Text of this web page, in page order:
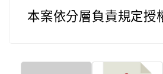
本案依分層負責規定授